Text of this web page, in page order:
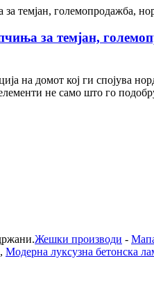
за темјан,
на домот кој ги спојува
не само што го
Жешки производи -
, Модерна луксузна бетонска